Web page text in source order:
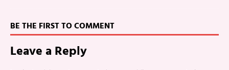
BE THE FIRST TO COMMENT
Leave a Reply